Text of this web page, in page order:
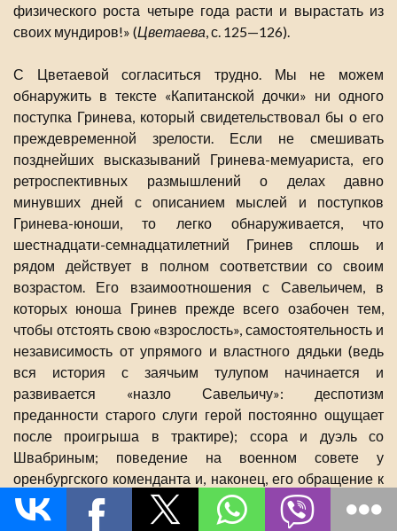
физического роста четыре года расти и вырастать из
своих мундиров!» (Цветаева, с. 125—126).
С Цветаевой согласиться трудно. Мы не можем
обнаружить в тексте «Капитанской дочки» ни одного
поступка Гринева, который свидетельствовал бы о его
преждевременной зрелости. Если не смешивать
позднейших высказываний Гринева-мемуариста, его
ретроспективных размышлений о делах давно
минувших дней с описанием мыслей и поступков
Гринева-юноши, то легко обнаруживается, что
шестнадцати-семнадцатилетний Гринев сплошь и
рядом действует в полном соответствии со своим
возрастом. Его взаимоотношения с Савельичем, в
которых юноша Гринев прежде всего озабочен тем,
чтобы отстоять свою «взрослость», самостоятельность и
независимость от упрямого и властного дядьки (ведь
вся история с заячьим тулупом начинается и
развивается «назло Савельичу»: деспотизм
преданности старого слуги герой постоянно ощущает
после проигрыша в трактире); ссора и дуэль со
Швабриным; поведение на военном совете у
оренбургского коменданта и, наконец, его обращение к
генералу Р. с просьбой послать отряд
правительственных войск в Белогорскую крепость,